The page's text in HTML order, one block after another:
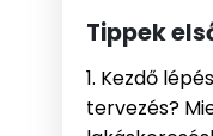
Tippek
1. Kezdő
tervezés?